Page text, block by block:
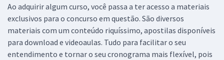
Ao adquirir algum curso, você passa a ter acesso a materiais
exclusivos para o concurso em questão. São diversos
materiais com um conteúdo riquíssimo, apostilas disponíveis
para download e videoaulas. Tudo para facilitar o seu
entendimento e tornar o seu cronograma mais flexível, pois